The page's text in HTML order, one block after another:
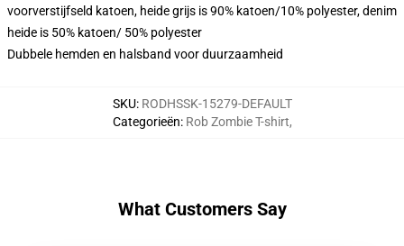
voorverstijfseld katoen, heide grijs is 90% katoen/10% polyester, denim
heide is 50% katoen/ 50% polyester
Dubbele hemden en halsband voor duurzaamheid
SKU: RODHSSK-15279-DEFAULT
Categorieën: Rob Zombie T-shirt,
What Customers Say